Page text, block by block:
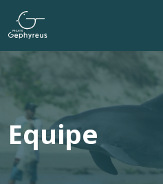
Pular para o conteúdo principal
Equipe